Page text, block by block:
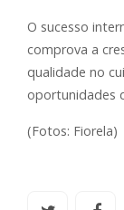
O sucesso
comprova a
qualidade no
oportunidades
(Fotos: Fiorela)